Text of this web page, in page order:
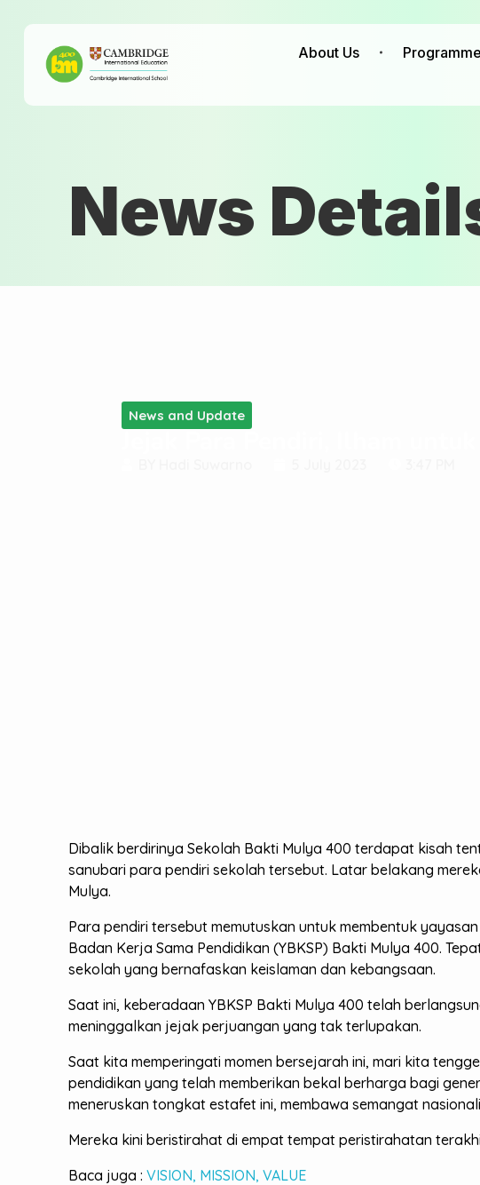
About Us
News
News and Update
Dibalik berdirinya Sekolah Bakti Mulya 400 terdapat kisah
sanubari para pendiri sekolah tersebut. Latar belakang
Mulya.
Para pendiri tersebut memutuskan untuk membentuk
Badan Kerja Sama Pendidikan (YBKSP) Bakti Mulya 400.
sekolah yang bernafaskan keislaman dan kebangsaan.
Saat ini, keberadaan YBKSP Bakti Mulya 400 telah
meninggalkan jejak perjuangan yang tak terlupakan.
Saat kita memperingati momen bersejarah ini, mari kita
pendidikan yang telah memberikan bekal berharga bagi
meneruskan tongkat estafet ini, membawa semangat
Mereka kini beristirahat di empat tempat peristirahatan
Baca juga :VISION, MISSION, VALUE